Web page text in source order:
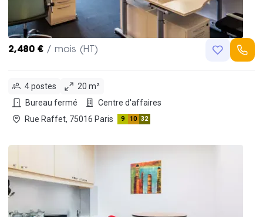
2,480 € / mois (HT)
4 postes
20 m²
Bureau fermé
Centre d'affaires
Rue Raffet, 75016 Paris
9 10 32